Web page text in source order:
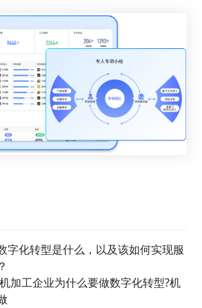
字化转型是什么，以及该如何实现服
加工企业为什么要做数字化转型?机